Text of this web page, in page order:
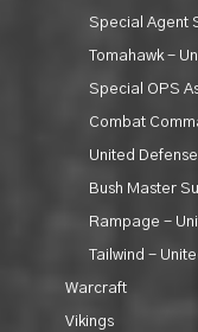
Special Agent
Tomahawk -
Special OPS
Combat
United
Bush Master
Rampage -
Tailwind -
Warcraft
Vikings